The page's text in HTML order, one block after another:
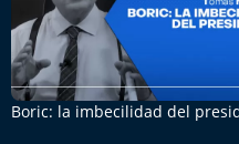
Boric: la imbecilidad del